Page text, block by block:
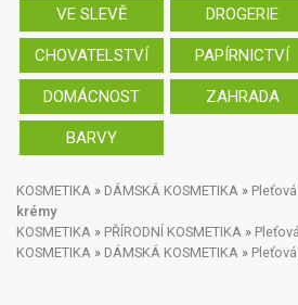
VE SLEVĚ DROGERIE
CHOVATELSTVÍ PAPÍRNICTVÍ
DOMÁCNOST ZAHRADA
BARVY
KOSMETIKA » DÁMSKÁ KOSMETIKA »
krémy
KOSMETIKA » PŘÍRODNÍ KOSMETIKA »
KOSMETIKA » DÁMSKÁ KOSMETIKA »